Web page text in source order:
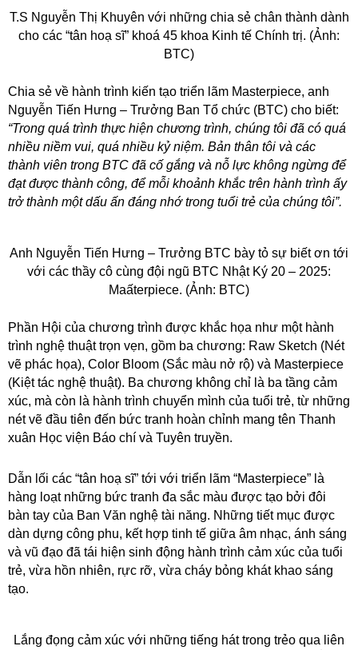
T.S Nguyễn Thị Khuyên với những chia sẻ chân thành dành
cho các “tân hoạ sĩ” khoá 45 khoa Kinh tế Chính trị. (Ảnh:
BTC)
Chia sẻ về hành trình kiến tạo triển lãm Masterpiece, anh
Nguyễn Tiến Hưng – Trưởng Ban Tổ chức (BTC) cho biết:
“Trong quá trình thực hiện chương trình, chúng tôi đã có quá
nhiều niềm vui, quá nhiều kỷ niệm. Bản thân tôi và các
thành viên trong BTC đã cố gắng và nỗ lực không ngừng để
đạt được thành công, để mỗi khoảnh khắc trên hành trình ấy
trở thành một dấu ấn đáng nhớ trong tuổi trẻ của chúng tôi”.
Anh Nguyễn Tiến Hưng – Trưởng BTC bày tỏ sự biết ơn tới
với các thầy cô cùng đội ngũ BTC Nhật Ký 20 – 2025:
Maấterpiece. (Ảnh: BTC)
Phần Hội của chương trình được khắc họa như một hành
trình nghệ thuật trọn vẹn, gồm ba chương: Raw Sketch (Nét
vẽ phác họa), Color Bloom (Sắc màu nở rộ) và Masterpiece
(Kiệt tác nghệ thuật). Ba chương không chỉ là ba tầng cảm
xúc, mà còn là hành trình chuyển mình của tuổi trẻ, từ những
nét vẽ đầu tiên đến bức tranh hoàn chỉnh mang tên Thanh
xuân Học viện Báo chí và Tuyên truyền.
Dẫn lối các “tân hoạ sĩ” tới với triển lãm “Masterpiece” là
hàng loạt những bức tranh đa sắc màu được tạo bởi đôi
bàn tay của Ban Văn nghệ tài năng. Những tiết mục được
dàn dựng công phu, kết hợp tinh tế giữa âm nhạc, ánh sáng
và vũ đạo đã tái hiện sinh động hành trình cảm xúc của tuổi
trẻ, vừa hồn nhiên, rực rỡ, vừa cháy bỏng khát khao sáng
tạo.
Lắng đọng cảm xúc với những tiếng hát trong trẻo qua liên